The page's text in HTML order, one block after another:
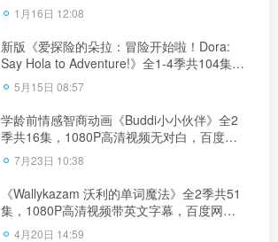
1080P高清视频带英文字幕，百度网盘下
载！
1月16日 12:08
新版《爱探险的朵拉：冒险开始啦！Dora:
Say Hola to Adventure!》全1-4季共104集，
1080P高清视频带英文字幕，百度网盘下
载！
5月15日 08:57
学龄前情感智商动画《Buddi小小伙伴》全2
季共16集，1080P高清视频无对白，百度网
盘下载！
7月23日 10:38
《Wallykazam 沃利的单词魔法》全2季共51
集，1080P高清视频带英文字幕，百度网盘
下载！
4月20日 14:59